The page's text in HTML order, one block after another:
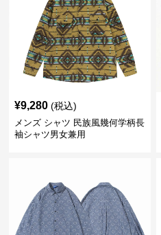
¥9,280 (税込)
メンズ シャツ 民族風幾何学柄長
袖シャツ男女兼用